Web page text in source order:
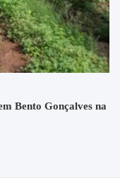
Bento Gonçalves na